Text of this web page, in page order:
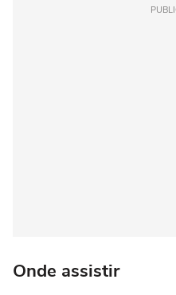
Onde assistir